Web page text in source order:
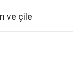
ve çile